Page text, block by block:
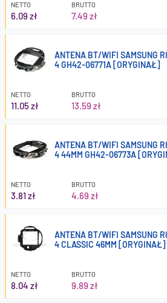
NETTO
6.09 zł
BRUTTO
7.49 zł
ANTENA BT/WIFI SAMSUNG
4 GH42-06771A [ORYGINAŁ]
NETTO
11.05 zł
BRUTTO
13.59 zł
ANTENA BT/WIFI SAMSUNG
4 44MM GH42-06773A
NETTO
3.81 zł
BRUTTO
4.69 zł
ANTENA BT/WIFI SAMSUNG
4 CLASSIC 46MM [ORYGINAŁ]
NETTO
8.04 zł
BRUTTO
9.89 zł